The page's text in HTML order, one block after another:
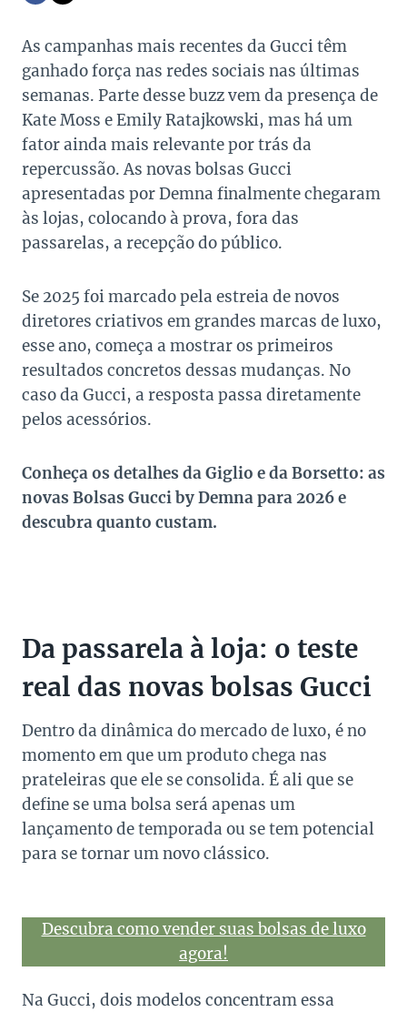
As campanhas mais recentes da Gucci têm
ganhado força nas redes sociais nas últimas
semanas. Parte desse buzz vem da presença de
Kate Moss e Emily Ratajkowski, mas há um
fator ainda mais relevante por trás da
repercussão. As novas bolsas Gucci
apresentadas por Demna finalmente chegaram
às lojas, colocando à prova, fora das
passarelas, a recepção do público.
Se 2025 foi marcado pela estreia de novos
diretores criativos em grandes marcas de luxo,
esse ano, começa a mostrar os primeiros
resultados concretos dessas mudanças. No
caso da Gucci, a resposta passa diretamente
pelos acessórios.
Conheça os detalhes da Giglio e da Borsetto: as
novas Bolsas Gucci by Demna para 2026 e
descubra quanto custam.
Da passarela à loja: o teste
real das novas bolsas Gucci
Dentro da dinâmica do mercado de luxo, é no
momento em que um produto chega nas
prateleiras que ele se consolida. É ali que se
define se uma bolsa será apenas um
lançamento de temporada ou se tem potencial
para se tornar um novo clássico.
Descubra como vender suas bolsas de luxo
agora!
Na Gucci, dois modelos concentram essa